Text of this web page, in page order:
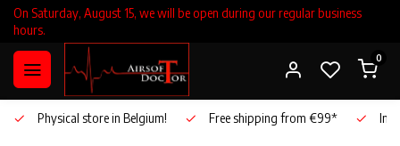
On Saturday, August 15, we will be open during our regular business
hours.
0
Physical store in Belgium! Free shipping from €99*